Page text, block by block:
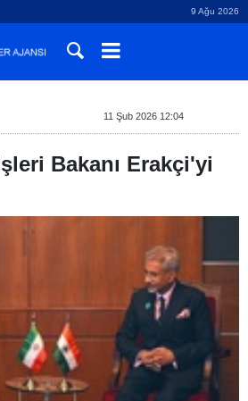
9 Ağu 2026
11 Şub 2026 12:04
Bakanı Erakçi'yi